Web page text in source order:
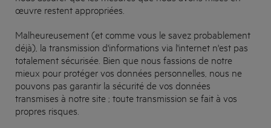
œuvre restent appropriées.
Malheureusement (et comme vous le savez probablement
déjà), la transmission d'informations via l'internet n'est pas
totalement sécurisée. Bien que nous fassions de notre
mieux pour protéger vos données personnelles, nous ne
pouvons pas garantir la sécurité de vos données
transmises à notre site ; toute transmission se fait à vos
propres risques.